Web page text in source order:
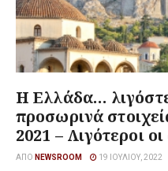
Η Ελλάδα…
προσωρινά
2021 – Λιγότεροι
ΑΠΌ NEWSROOM 19 ΙΟΥΛΊΟΥ, 2022